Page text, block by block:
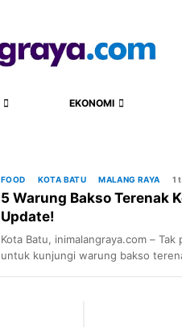
EKONOMI
FOOD KOTA BATU MALANG RAYA 1
5 Warung Bakso Terenak
Update!
Kota Batu, inimalangraya.com –
untuk kunjungi warung bakso